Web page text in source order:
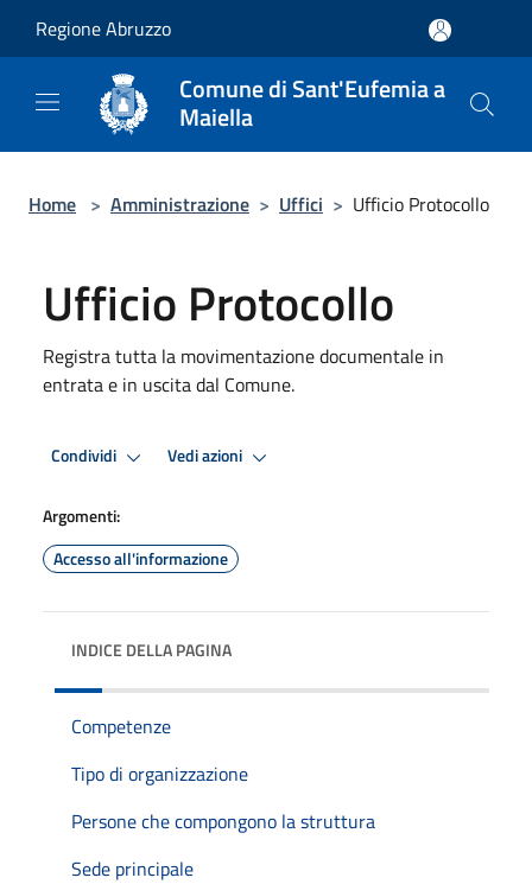
Regione Abruzzo
Comune di Sant'Eufemia a
Maiella
Home > Amministrazione > Uffici > Ufficio Protocollo
Ufficio Protocollo
Registra tutta la movimentazione documentale in
entrata e in uscita dal Comune.
Condividi Vedi azioni
Argomenti:
Accesso all'informazione
INDICE DELLA PAGINA
Competenze
Tipo di organizzazione
Persone che compongono la struttura
Sede principale